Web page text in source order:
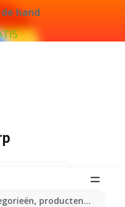
hand
producten...